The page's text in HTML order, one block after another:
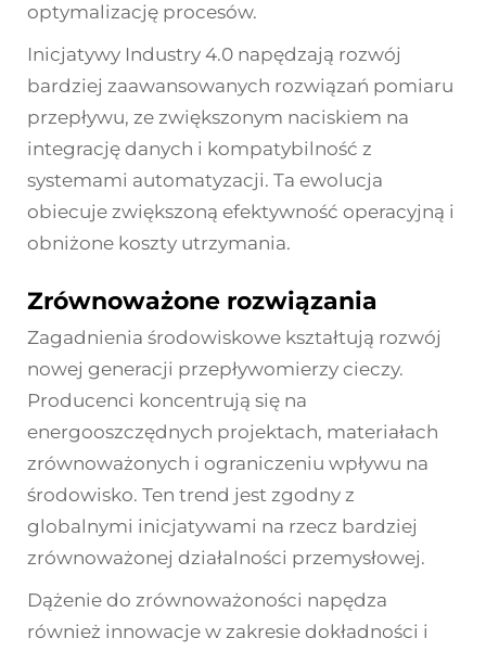
optymalizację procesów.
Inicjatywy Industry 4.0 napędzają rozwój
bardziej zaawansowanych rozwiązań pomiaru
przepływu, ze zwiększonym naciskiem na
integrację danych i kompatybilność z
systemami automatyzacji. Ta ewolucja
obiecuje zwiększoną efektywność operacyjną i
obniżone koszty utrzymania.
Zrównoważone rozwiązania
Zagadnienia środowiskowe kształtują rozwój
nowej generacji przepływomierzy cieczy.
Producenci koncentrują się na
energooszczędnych projektach, materiałach
zrównoważonych i ograniczeniu wpływu na
środowisko. Ten trend jest zgodny z
globalnymi inicjatywami na rzecz bardziej
zrównoważonej działalności przemysłowej.
Dążenie do zrównoważoności napędza
również innowacje w zakresie dokładności i